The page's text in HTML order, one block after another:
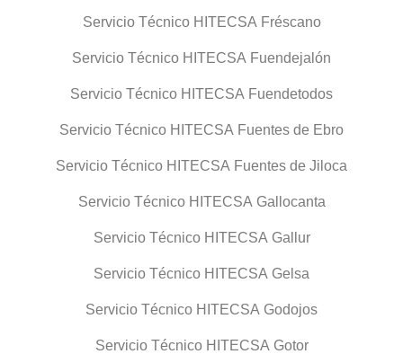
Servicio Técnico HITECSA Fréscano
Servicio Técnico HITECSA Fuendejalón
Servicio Técnico HITECSA Fuendetodos
Servicio Técnico HITECSA Fuentes de Ebro
Servicio Técnico HITECSA Fuentes de Jiloca
Servicio Técnico HITECSA Gallocanta
Servicio Técnico HITECSA Gallur
Servicio Técnico HITECSA Gelsa
Servicio Técnico HITECSA Godojos
Servicio Técnico HITECSA Gotor